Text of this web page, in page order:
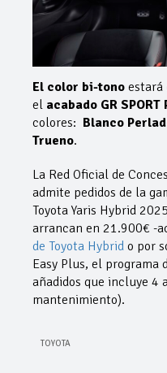
El color bi-tono estará
el acabado GR SPORT
colores: Blanco
Trueno.
La Red Oficial de
admite pedidos de la
Toyota Yaris Hybrid
arrancan en 21.900€ -
de Toyota Hybrid o por
Easy Plus, el programa
añadidos que incluye 4
mantenimiento).
TOYOTA